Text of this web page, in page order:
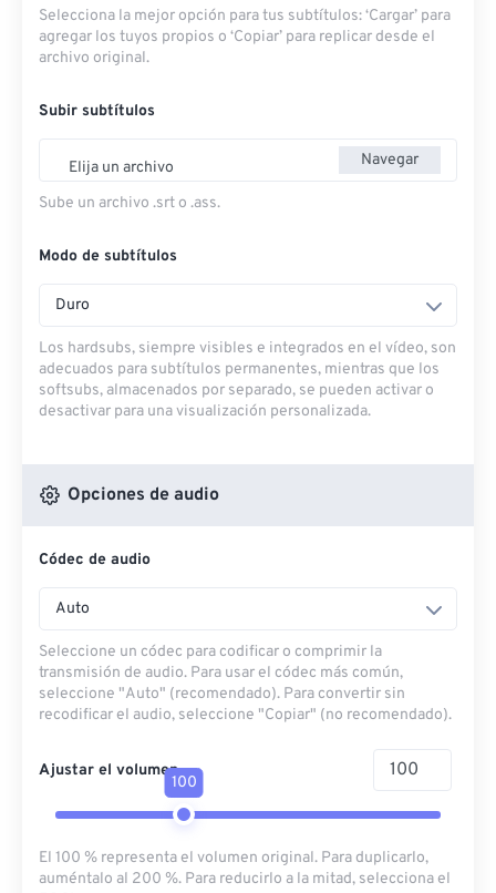
Selecciona la mejor opción para tus subtítulos: ‘Cargar’ para
agregar los tuyos propios o ‘Copiar’ para replicar desde el
archivo original.
Subir subtítulos
Elija un archivo Navegar
Sube un archivo .srt o .ass.
Modo de subtítulos
Duro
Los hardsubs, siempre visibles e integrados en el vídeo, son
adecuados para subtítulos permanentes, mientras que los
softsubs, almacenados por separado, se pueden activar o
desactivar para una visualización personalizada.
Opciones de audio
Códec de audio
Auto
Seleccione un códec para codificar o comprimir la
transmisión de audio. Para usar el códec más común,
seleccione "Auto" (recomendado). Para convertir sin
recodificar el audio, seleccione "Copiar" (no recomendado).
Ajustar el volumen
100
El 100 % representa el volumen original. Para duplicarlo,
auméntalo al 200 %. Para reducirlo a la mitad, selecciona el